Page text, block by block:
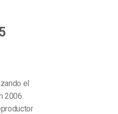
el
2006.